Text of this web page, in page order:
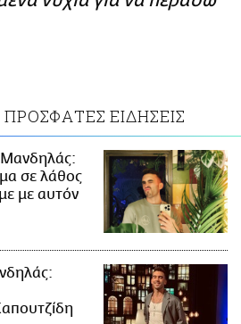
ΠΡΟΣΦΑΤΕΣ ΕΙΔΗΣΕΙΣ
Μανδηλάς:
σε λάθος
με αυτόν